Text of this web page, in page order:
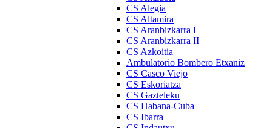
CS Alegia
CS Altamira
CS Aranbizkarra I
CS Aranbizkarra II
CS Azkoitia
Ambulatorio Bombero Etxaniz
CS Casco Viejo
CS Eskoriatza
CS Gazteleku
CS Habana-Cuba
CS Ibarra